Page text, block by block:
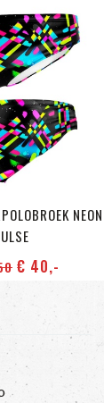
NEON
€ 40,-